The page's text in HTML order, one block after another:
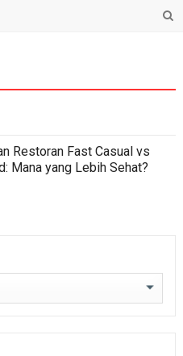
Restoran Fast Casual vs
Mana yang Lebih Sehat?